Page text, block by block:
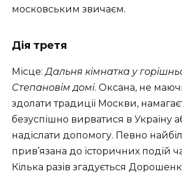
московським звичаєм.
Дія третя
Місце:Дальня кімнатка у
Степановім домі. Оксана, не
здолати традиції Москви,
безуспішно вирватися в Україну
надіслати допомогу. Певно
прив’язана до історичних подій
Кілька разів згадується